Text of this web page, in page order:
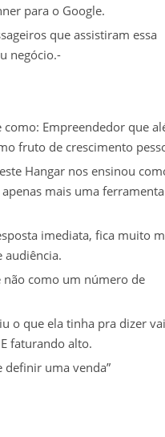
para o Google.
que assistiram essa
negócio.-
como: Empreendedor que
fruto de crescimento
Hangar nos ensinou
mais uma ferramenta
imediata, fica muito
audiência.
não como um número de
o que ela tinha pra dizer vai
faturando alto.
definir uma venda”